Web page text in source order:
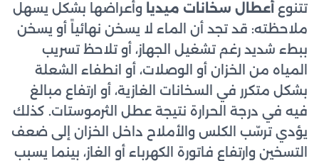
تتنوع أعطال سخانات ميديا وأعراضها بشكل يسهل
ملاحظته: قد تجد أن الماء لا يسخن نهائياً أو يسخن
ببطء شديد رغم تشغيل الجهاز، أو تلاحظ تسريب
المياه من الخزان أو الوصلات، أو انطفاء الشعلة
بشكل متكرر في السخانات الغازية، أو ارتفاع مبالغ
فيه في درجة الحرارة نتيجة عطل الثرموستات. كذلك
يؤدي ترسّب الكلس والأملاح داخل الخزان إلى ضعف
التسخين وارتفاع فاتورة الكهرباء أو الغاز، بينما يسبب